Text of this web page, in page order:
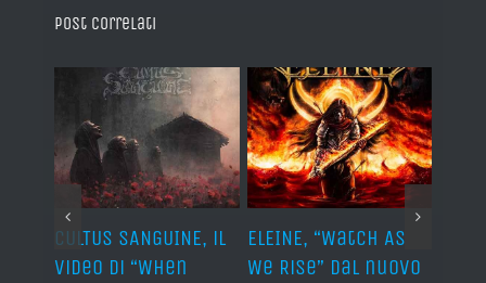
Post correlati
CULTUS SANGUINE, il
video di “When
ELEINE, “Watch As
We Rise” dal nuovo